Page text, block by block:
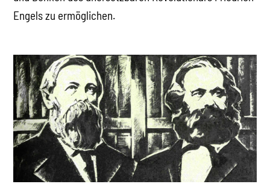
Engels zu ermöglichen.